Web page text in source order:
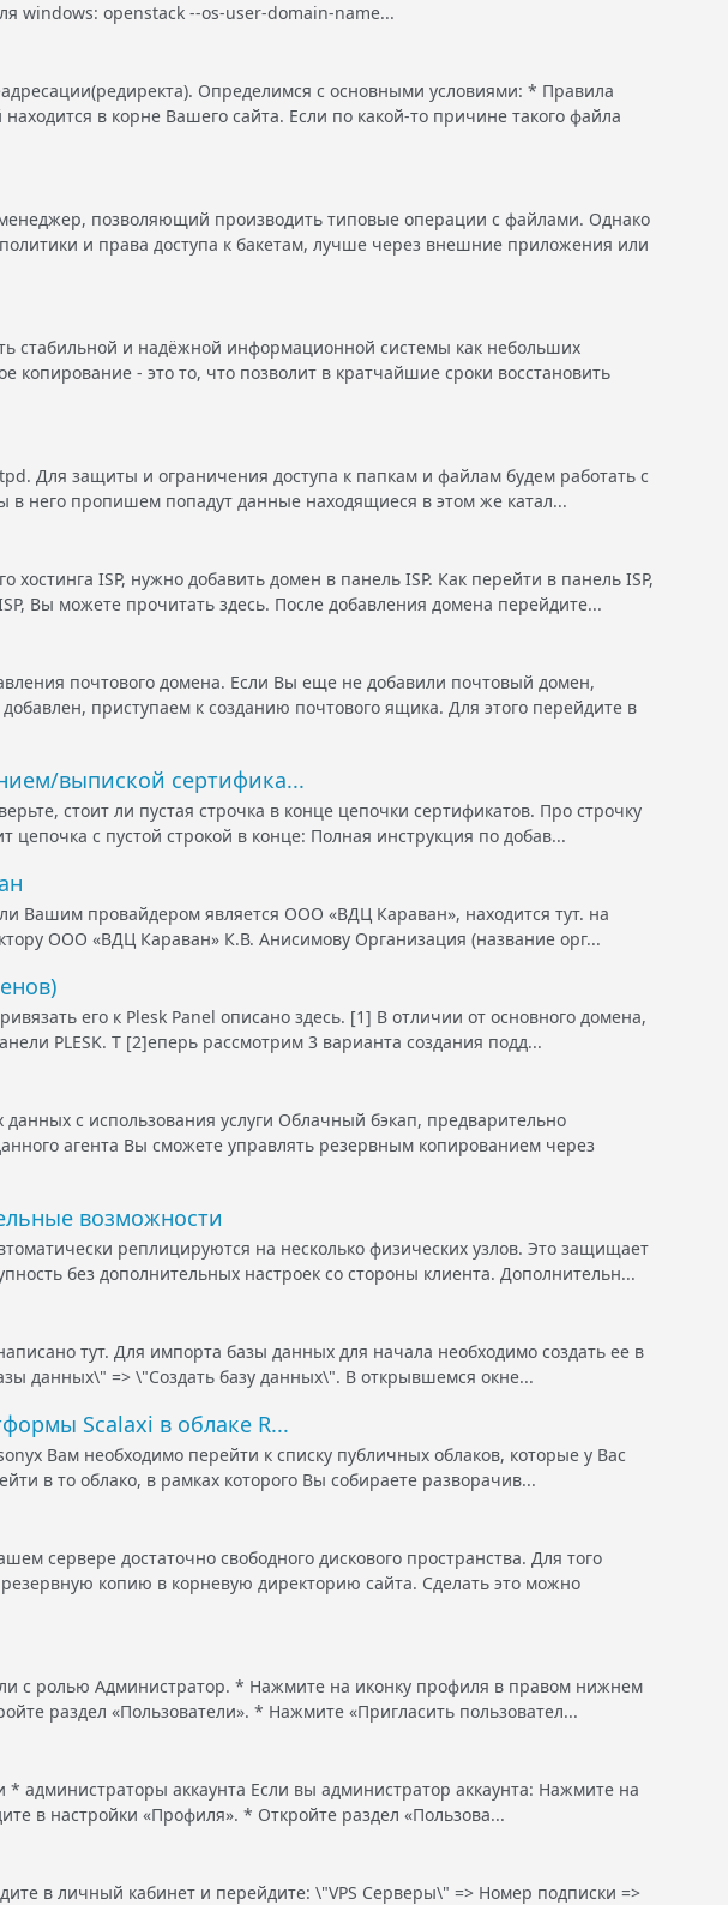
windows: openstack --os-user-domain-name...
Определимся с основными условиями: * Правила
в корне Вашего сайта. Если по какой-то причине такого файла
позволяющий производить типовые операции с файлами. Однако
и права доступа к бакетам, лучше через внешние приложения или
стабильной и надёжной информационной системы как небольших
копирование - это то, что позволит в кратчайшие сроки восстановить
Для защиты и ограничения доступа к папкам и файлам будем работать с
в него пропишем попадут данные находящиеся в этом же катал...
хостинга ISP, нужно добавить домен в панель ISP. Как перейти в панель ISP,
Вы можете прочитать здесь. После добавления домена перейдите...
почтового домена. Если Вы еще не добавили почтовый домен,
приступаем к созданию почтового ящика. Для этого перейдите в
выпиской сертифика...
стоит ли пустая строчка в конце цепочки сертификатов. Про строчку
цепочка с пустой строкой в конце: Полная инструкция по добав...
Вашим провайдером является ООО «ВДЦ Караван», находится тут. на
ООО «ВДЦ Караван» К.В. Анисимову Организация (название орг...
его к Plesk Panel описано здесь. [1] В отличии от основного домена,
PLESK. Т [2]еперь рассмотрим 3 варианта создания подд...
с использования услуги Облачный бэкап, предварительно
агента Вы сможете управлять резервным копированием через
возможности
реплицируются на несколько физических узлов. Это защищает
без дополнительных настроек со стороны клиента. Дополнительн...
тут. Для импорта базы данных для начала необходимо создать ее в
данных\" => \"Создать базу данных\". В открывшемся окне...
Scalaxi в облаке R...
Вам необходимо перейти к списку публичных облаков, которые у Вас
в то облако, в рамках которого Вы собираете разворачив...
сервере достаточно свободного дискового пространства. Для того
копию в корневую директорию сайта. Сделать это можно
с ролью Администратор. * Нажмите на иконку профиля в правом нижнем
раздел «Пользователи». * Нажмите «Пригласить пользовател...
администраторы аккаунта Если вы администратор аккаунта: Нажмите на
в настройки «Профиля». * Откройте раздел «Пользова...
в личный кабинет и перейдите: \"VPS Серверы\" => Номер подписки =>